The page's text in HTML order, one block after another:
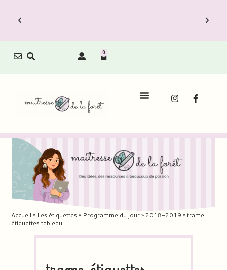
0
Accueil » Les étiquettes « Programme du jour » 2018-2019 »trame
étiquettes tableau